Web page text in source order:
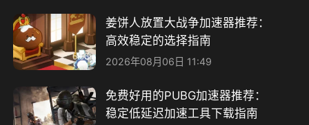
姜饼人放置大战争加速器推荐：
高效稳定的选择指南
2026年08月06日 11:49
免费好用的PUBG加速器推荐：
稳定低延迟加速工具下载指南